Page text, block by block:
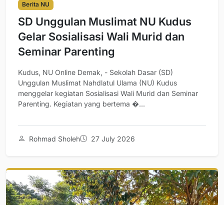
Berita NU
SD Unggulan Muslimat NU Kudus
Gelar Sosialisasi Wali Murid dan
Seminar Parenting
Kudus, NU Online Demak, - Sekolah Dasar (SD)
Unggulan Muslimat Nahdlatul Ulama (NU) Kudus
menggelar kegiatan Sosialisasi Wali Murid dan Seminar
Parenting. Kegiatan yang bertema �...
Rohmad Sholeh 27 July 2026